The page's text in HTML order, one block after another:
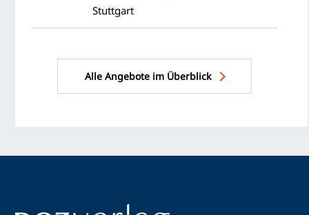
Stuttgart
Alle Angebote im Überblick